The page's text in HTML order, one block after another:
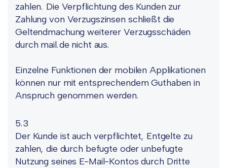
zahlen. Die Verpflichtung des Kunden zur
Zahlung von Verzugszinsen schließt die
Geltendmachung weiterer Verzugsschäden
durch mail.de nicht aus.
Einzelne Funktionen der mobilen Applikationen
können nur mit entsprechendem Guthaben in
Anspruch genommen werden.
5.3
Der Kunde ist auch verpflichtet, Entgelte zu
zahlen, die durch befugte oder unbefugte
Nutzung seines E-Mail-Kontos durch Dritte